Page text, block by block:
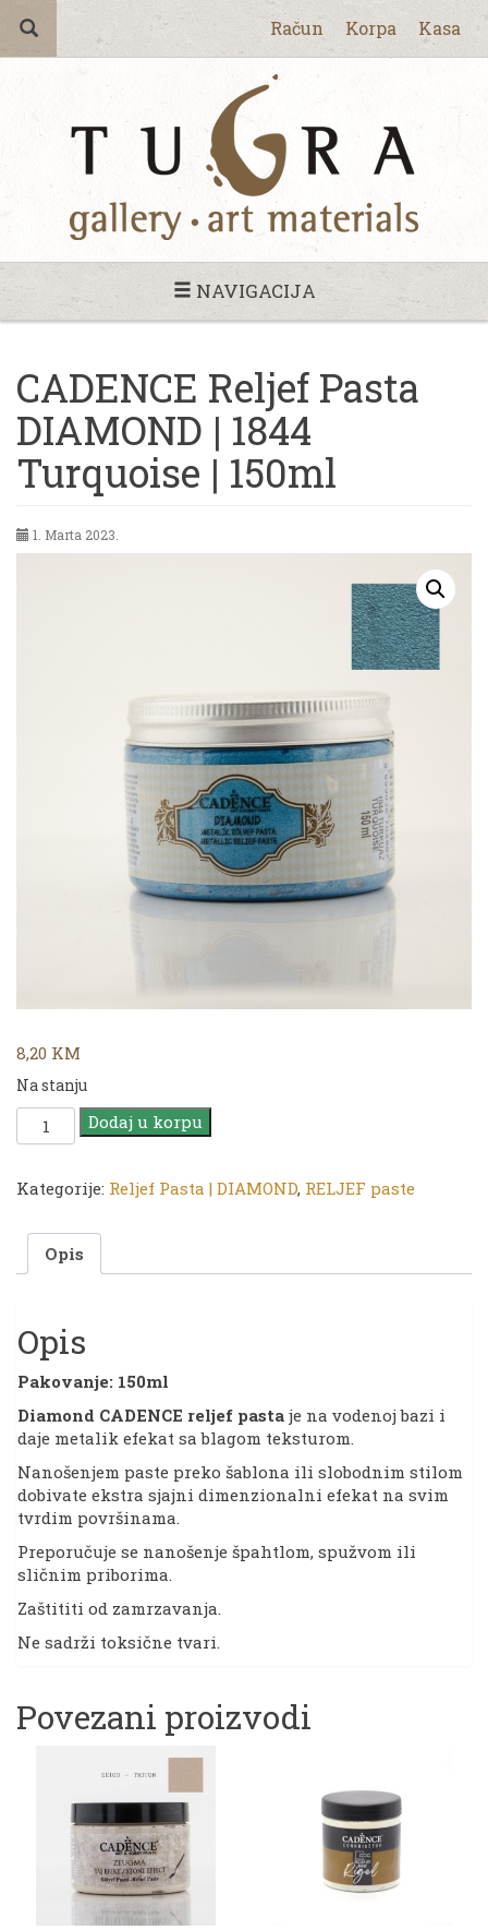
Račun Korpa Kasa
NAVIGACIJA
CADENCE Reljef Pasta
DIAMOND | 1844
Turquoise | 150ml
1. Marta 2023.
8,20 KM
Na stanju
CADENCE
Reljef
DIAMOND
1844
Turquoise
|
količina
Dodaj u korpu
Kategorije: Reljef Pasta | DIAMOND, RELJEF paste
Opis
Opis
Pakovanje: 150ml
Diamond CADENCE reljef pasta je na vodenoj bazi i
daje metalik efekat sa blagom teksturom.
Nanošenjem paste preko šablona ili slobodnim stilom
dobivate ekstra sjajni dimenzionalni efekat na svim
tvrdim površinama.
Preporučuje se nanošenje špahtlom, spužvom ili
sličnim priborima.
Zaštititi od zamrzavanja.
Ne sadrži toksične tvari.
Povezani proizvodi